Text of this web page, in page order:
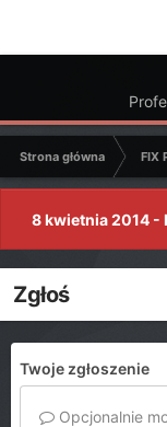
Strona główna FIX
8 kwietnia 2014 -
Zgłoś
Twoje zgłoszenie
Opcjonalnie